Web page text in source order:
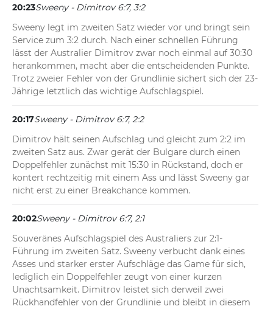
20:23Sweeny - Dimitrov 6:7, 3:2
Sweeny legt im zweiten Satz wieder vor und bringt sein
Service zum 3:2 durch. Nach einer schnellen Führung
lässt der Australier Dimitrov zwar noch einmal auf 30:30
herankommen, macht aber die entscheidenden Punkte.
Trotz zweier Fehler von der Grundlinie sichert sich der 23-
Jährige letztlich das wichtige Aufschlagspiel.
20:17Sweeny - Dimitrov 6:7, 2:2
Dimitrov hält seinen Aufschlag und gleicht zum 2:2 im
zweiten Satz aus. Zwar gerät der Bulgare durch einen
Doppelfehler zunächst mit 15:30 in Rückstand, doch er
kontert rechtzeitig mit einem Ass und lässt Sweeny gar
nicht erst zu einer Breakchance kommen.
20:02Sweeny - Dimitrov 6:7, 2:1
Souveränes Aufschlagspiel des Australiers zur 2:1-
Führung im zweiten Satz. Sweeny verbucht dank eines
Asses und starker erster Aufschläge das Game für sich,
lediglich ein Doppelfehler zeugt von einer kurzen
Unachtsamkeit. Dimitrov leistet sich derweil zwei
Rückhandfehler von der Grundlinie und bleibt in diesem